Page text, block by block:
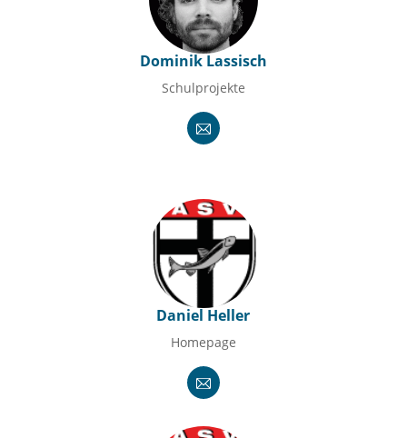
Dominik Lassisch
Schulprojekte
Daniel Heller
Homepage